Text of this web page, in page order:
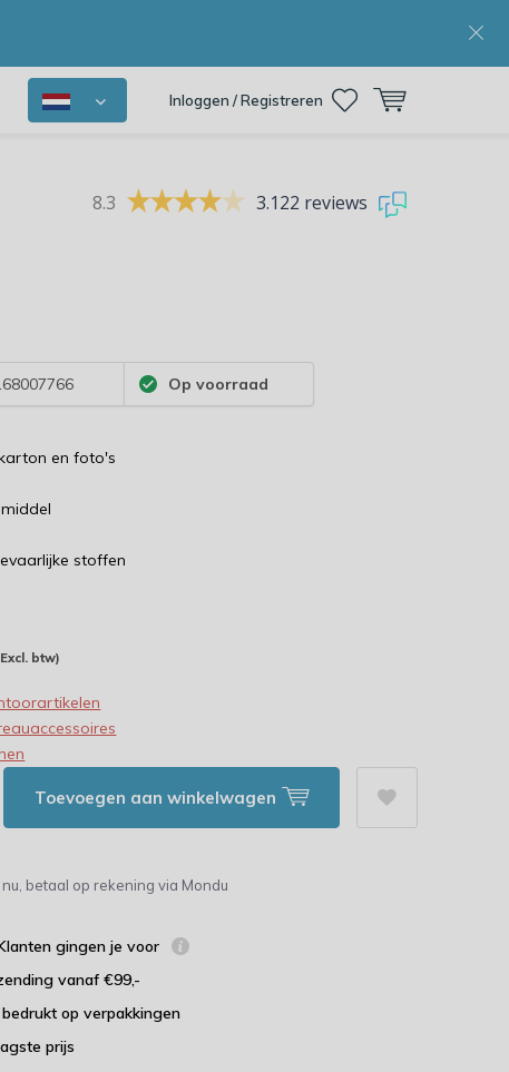
Inloggen / Registreren
8.3 3.122 reviews
Op voorraad
en foto's
stoffen
btw)
Toevoegen aan winkelwagen
nu, betaal op rekening via Mondu
gingen je voor
vanaf €99,-
op verpakkingen
prijs